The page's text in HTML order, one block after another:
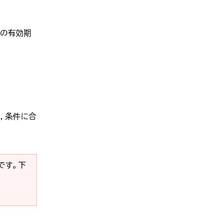
有効期
条件に合
。下